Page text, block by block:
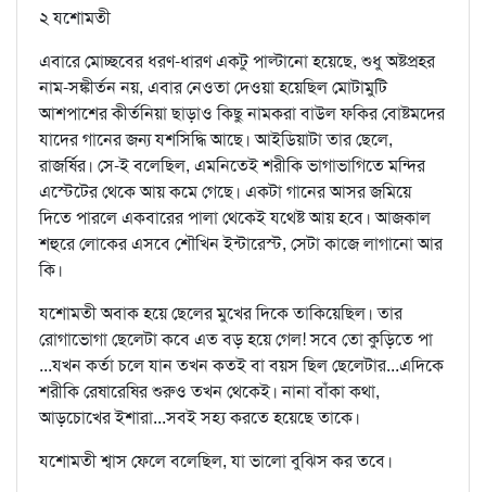
২ যশোমতী
এবারে মোচ্ছবের ধরণ-ধারণ একটু পাল্টানো হয়েছে, শুধু অষ্টপ্রহর
নাম-সঙ্কীর্তন নয়, এবার নেওতা দেওয়া হয়েছিল মোটামুটি
আশপাশের কীর্তনিয়া ছাড়াও কিছু নামকরা বাউল ফকির বোষ্টমদের
যাদের গানের জন্য যশসিদ্ধি আছে। আইডিয়াটা তার ছেলে,
রাজর্ষির। সে-ই বলেছিল, এমনিতেই শরীকি ভাগাভাগিতে মন্দির
এস্টেটের থেকে আয় কমে গেছে। একটা গানের আসর জমিয়ে
দিতে পারলে একবারের পালা থেকেই যথেষ্ট আয় হবে। আজকাল
শহুরে লোকের এসবে শৌখিন ইন্টারেস্ট, সেটা কাজে লাগানো আর
কি।
যশোমতী অবাক হয়ে ছেলের মুখের দিকে তাকিয়েছিল। তার
রোগাভোগা ছেলেটা কবে এত বড় হয়ে গেল! সবে তো কুড়িতে পা
...যখন কর্তা চলে যান তখন কতই বা বয়স ছিল ছেলেটার...এদিকে
শরীকি রেষারেষির শুরুও তখন থেকেই। নানা বাঁকা কথা,
আড়চোখের ইশারা...সবই সহ্য করতে হয়েছে তাকে।
যশোমতী শ্বাস ফেলে বলেছিল, যা ভালো বুঝিস কর তবে।